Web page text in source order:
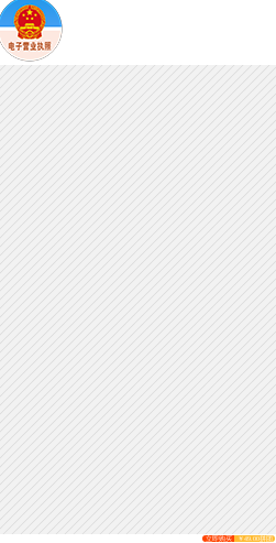
立即购买 ￥49.00拼团